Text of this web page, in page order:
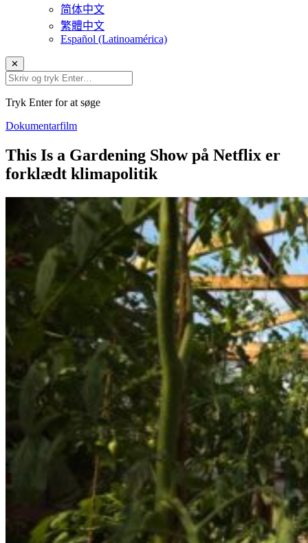
简体中文
繁體中文
Español (Latinoamérica)
✕
Tryk Enter for at søge
Dokumentarfilm
This Is a Gardening Show på Netflix er
forklædt klimapolitik